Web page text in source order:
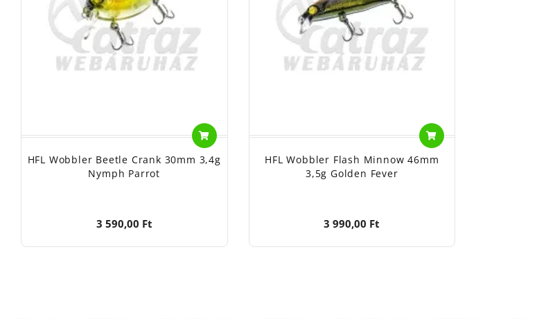
HFL Wobbler Beetle Crank 30mm 3,4g
Nymph Parrot
3 590,00 Ft
HFL Wobbler Flash Minnow 46mm
3,5g Golden Fever
3 990,00 Ft